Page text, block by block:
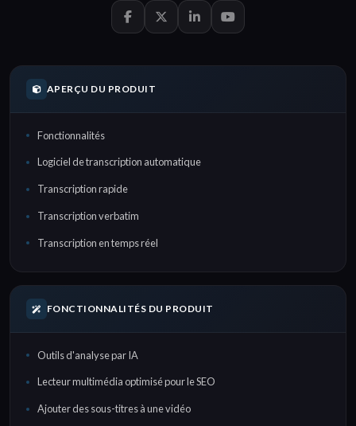
APERÇU DU PRODUIT
Fonctionnalités
Logiciel de transcription automatique
Transcription rapide
Transcription verbatim
Transcription en temps réel
FONCTIONNALITÉS DU PRODUIT
Outils d'analyse par IA
Lecteur multimédia optimisé pour le SEO
Ajouter des sous-titres à une vidéo